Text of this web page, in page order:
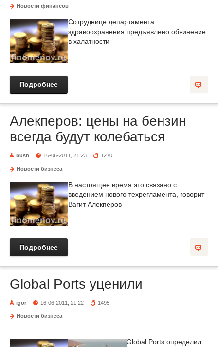
Новости финансов
Сотруднице департамента
здравоохранения предъявлено обвинение
в халатности
Подробнее
Алекперов: цены на бензин
всегда будут колебаться
bush 16-06-2011, 21:23 1270
Новости бизнеса
В настоящее время это связано с
введением нового техрегламента, говорит
Вагит Алекперов
Подробнее
Global Ports уценили
igor 16-06-2011, 21:22 1495
Новости бизнеса
Global Ports определил